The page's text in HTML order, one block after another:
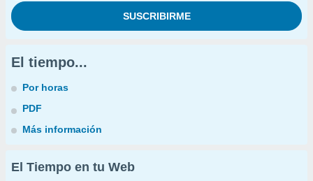
El tiempo...
Por horas
PDF
Más información
El Tiempo en tu Web